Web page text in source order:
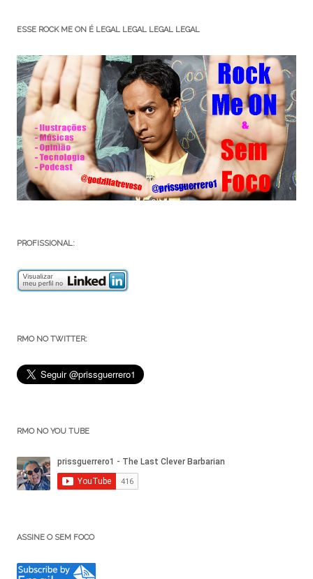
ESSE ROCK ME ON É LEGAL LEGAL LEGAL LEGAL
PROFISSIONAL:
RMO NO TWITTER:
RMO NO YOU TUBE
ASSINE O SEM FOCO